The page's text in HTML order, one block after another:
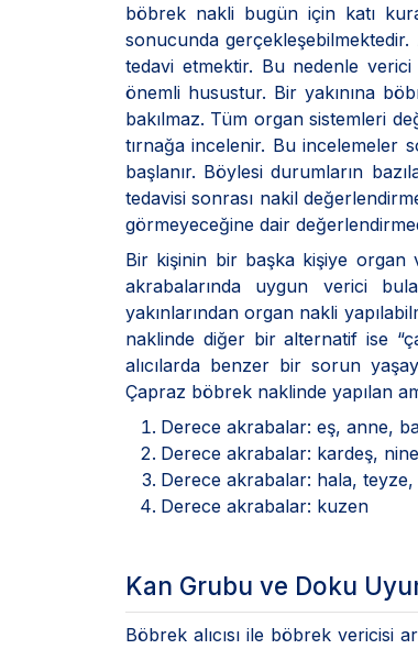
böbrek nakli bugün için katı
sonucunda gerçekleşebilmektedir.
tedavi etmektir. Bu nedenle verici
önemli husustur. Bir yakınına
bakılmaz. Tüm organ sistemleri
tırnağa incelenir. Bu incelemeler
başlanır. Böylesi durumların
tedavisi sonrası nakil
görmeyeceğine dair
Bir kişinin bir başka kişiye organ
akrabalarında uygun verici
yakınlarından organ nakli
naklinde diğer bir alternatif ise
alıcılarda benzer bir sorun
Çapraz böbrek naklinde yapılan
Derece akrabalar: eş,
Derece akrabalar: kardeş,
Derece akrabalar: hala, teyze,
Derece akrabalar: kuzen
Kan Grubu ve Doku
Böbrek alıcısı ile böbrek vericisi